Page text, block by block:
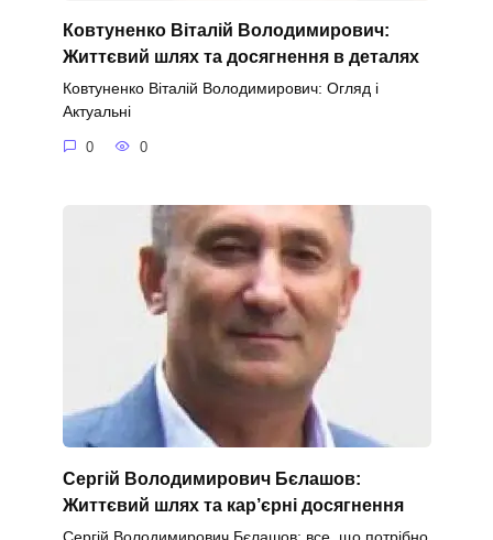
Ковтуненко Віталій Володимирович:
Життєвий шлях та досягнення в деталях
Ковтуненко Віталій Володимирович: Огляд і
Актуальні
0 0
Сергій Володимирович Бєлашов:
Життєвий шлях та кар’єрні досягнення
Сергій Володимирович Бєлашов: все, що потрібно